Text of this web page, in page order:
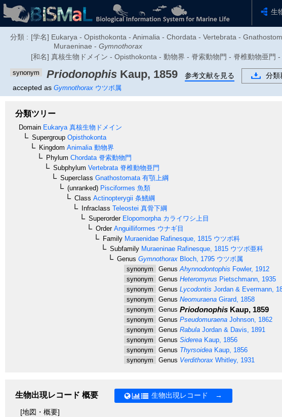
生
分類 : [学名] Eukarya - Opisthokonta - Animalia - Chordata - Vertebrata -
Muraeninae - Gymnothorax
[和名] 真核生物ドメイン - Opisthokonta - 動物界 - 脊索動物門 - 脊椎動物亜
synonym Priodonophis Kaup, 1859
accepted as Gymnothorax ウツボ属
参考文献を見る 分類
分類ツリー
Domain Eukarya真核生物ドメイン
Supergroup Opisthokonta
Kingdom Animalia動物界
Phylum Chordata脊索動物門
Subphylum Vertebrata脊椎動物亜門
Superclass Gnathostomata有顎上綱
(unranked) Pisciformes 魚類
Class Actinopterygii 条鰭綱
Infraclass Teleostei 真骨下綱
SuperorderElopomorphaカライワシ上目
OrderAnguilliformes ウナギ目
Family Muraenidae Rafinesque, 1815 ウツボ科
Subfamily Muraeninae Rafinesque, 1815 ウツボ亜科
Genus Gymnothorax Bloch, 1795 ウツボ属
synonym
Genus Ahynnodontophis Fowler, 1912
synonym
Genus Heteromyrus Pietschmann, 1935
synonym
Genus Lycodontis Jordan & Evermann,
synonym
Genus Neomuraena Girard, 1858
synonym
Genus Priodonophis Kaup, 1859
synonym Genus Pseudomuraena Johnson, 1862
synonym
Genus Rabula Jordan & Davis, 1891
synonym
Genus Siderea Kaup, 1856
synonym
Genus Thyrsoidea Kaup, 1856
synonym
Genus Verdithorax Whitley, 1931
生物出現レコード 概要 生物出現レコード →
[地図・概要]